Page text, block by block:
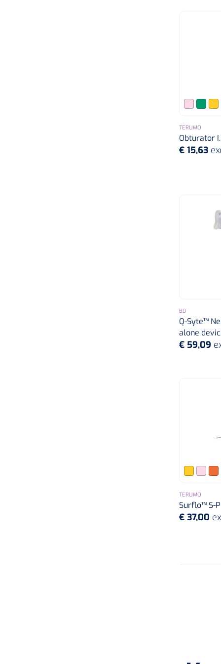
TERUMO
Obturator
€ 15,63
BD
Q-Syte™
alone
€ 59,09
TERUMO
Surflo™ S-
€ 37,00